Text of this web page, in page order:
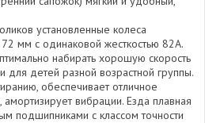
установленные колеса
мм с одинаковой жесткостью 82А.
набирать хорошую скорость
для детей разной возрастной группы.
обеспечивает отличное
вибрации. Езда плавная
подшипниками с классом точности